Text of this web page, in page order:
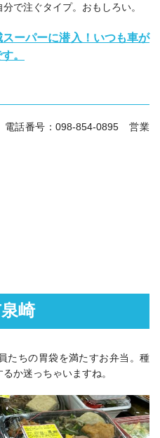
で注ぐタイプ。おもしろい。
ーパーに潜入！いつも車が
。
話番号：098-854-0895 営業
崎
たちの胃袋を満たすお弁当。種
か迷っちゃいますね。